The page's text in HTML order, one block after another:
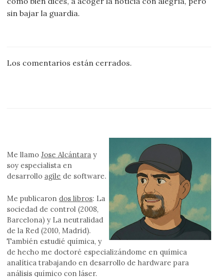
sin bajar la guardia.
Los comentarios están cerrados.
Me llamoJose Alcántara y
soy especialista en
desarrollo agile de software.
Me publicaron dos libros: La
sociedad de control (2008,
Barcelona) y La neutralidad
de la Red (2010, Madrid).
También estudié química, y
de hecho me doctoré especializándome en química
analítica trabajando en desarrollo de hardware para
análisis químico con láser.